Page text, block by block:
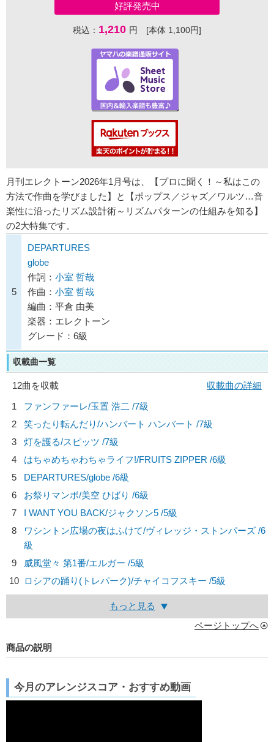
好評発売中
税込： 1,210 円 [本体 1,100円]
月刊エレクトーン2026年1月号は、【プロに聞く！～私はこの
方法で作曲を学びました】と【ポップス／ジャズ／ワルツ…音
楽性に沿ったリズム設計術～リズムパターンの仕組みを知る】
の2大特集です。
5
DEPARTURES
globe
作詞： 小室 哲哉
作曲： 小室 哲哉
編曲：平倉 由美
楽器：エレクトーン
グレード：6級
収載曲一覧
12曲を収載
収載曲の詳細
1
ファンファーレ/玉置 浩二 /7級
2
笑ったり転んだり/ハンバート ハンバート /7級
3
灯を護る/スピッツ /7級
4
はちゃめちゃわちゃライフ!/FRUITS ZIPPER /6級
5
DEPARTURES/globe /6級
6
お祭りマンボ/美空 ひばり /6級
7
I WANT YOU BACK/ジャクソン5 /5級
8
ワシントン広場の夜はふけて/ヴィレッジ・ストンパーズ /6
級
9
威風堂々 第1番/エルガー /5級
10 ロシアの踊り(トレパーク)/チャイコフスキー /5級
もっと見る
ページトップへ
商品の説明
今月のアレンジスコア・おすすめ動画